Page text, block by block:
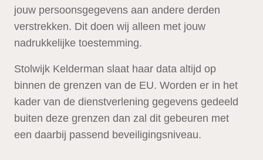
jouw persoonsgegevens aan andere derden
verstrekken. Dit doen wij alleen met jouw
nadrukkelijke toestemming.
Stolwijk Kelderman slaat haar data altijd op
binnen de grenzen van de EU. Worden er in het
kader van de dienstverlening gegevens gedeeld
buiten deze grenzen dan zal dit gebeuren met
een daarbij passend beveiligingsniveau.